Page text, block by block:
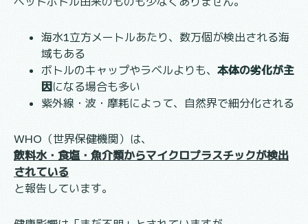
海水1立方メートルあたり、数万個が検出される海
域もある
ボトルのキャップやラベルよりも、 本体の劣化が主
因になる場合も多い
紫外線・波・摩耗によって、自然界で細分化される
WHO（世界保健機関）は、
飲料水・食塩・魚介類からマイクロプラスチックが検出
されている
と報告しています。